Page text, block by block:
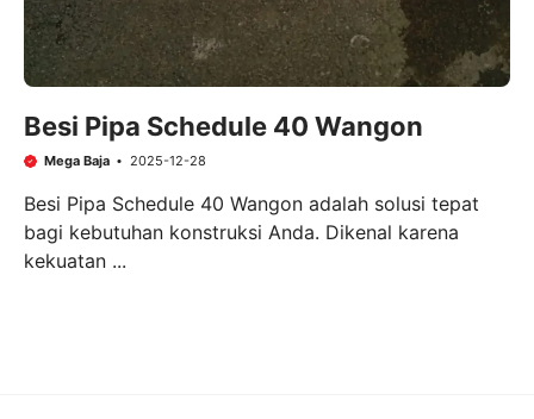
Besi Pipa Schedule 40 Wangon
Mega Baja 2025-12-28
Besi Pipa Schedule 40 Wangon adalah solusi tepat
bagi kebutuhan konstruksi Anda. Dikenal karena
kekuatan ...